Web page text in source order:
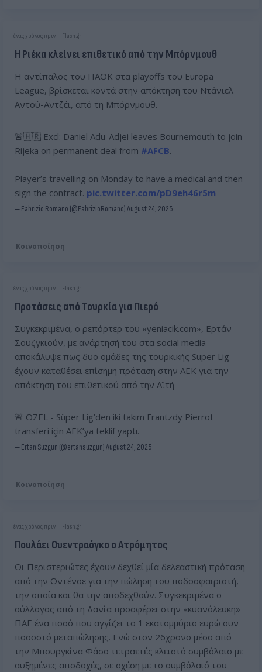
ένας χρόνος πριν Flash.gr
Η Ριέκα κλείνει επιθετικό από την Μπόρνμουθ
Η αντίπαλος του ΠΑΟΚ στα playoffs του Europa
League, βρίσκεται κοντά στην απόκτηση του Ντάνιελ
Αντού-Αντζέι, από τη Μπόρνμουθ.
🚨🇭🇷 Excl: Daniel Adu-Adjei leaves Bournemouth to join
Rijeka on permanent deal from #AFCB.
Player’s travelling on Monday to have a medical and then
sign the contract. pic.twitter.com/pD9eh46r5m
— Fabrizio Romano (@FabrizioRomano)August 24, 2025
Κοινοποίηση
ένας χρόνος πριν Flash.gr
Προτάσεις από Τουρκία για Πιερό
Συγκεκριμένα, ο ρεπόρτερ του «yeniacik.com», Ερτάν
Σουζγκιούν, με ανάρτησή του στα social media
αποκάλυψε πως δυο ομάδες της τουρκικής Super Lig
έχουν καταθέσει επίσημη πρόταση στην ΑΕΚ για την
απόκτηση του επιθετικού από την Αϊτή
🚨 ÖZEL - Süper Lig’den iki takım Frantzdy Pierrot
transferi için AEK’ya teklif yaptı.
— Ertan Süzgün (@ertansuzgun)August 24, 2025
Κοινοποίηση
ένας χρόνος πριν Flash.gr
Πουλάει Ουεντραόγκο ο Ατρόμητος
Οι Περιστεριώτες έχουν δεχθεί μία δελεαστική πρόταση
από την Οντένσε για την πώληση του ποδοσφαιριστή,
την οποία και θα την αποδεχθούν. Συγκεκριμένα ο
σύλλογος από τη Δανία προσφέρει στην «κυανόλευκη»
ΠΑΕ ένα ποσό που αγγίζει το 1 εκατομμύριο ευρώ συν
ποσοστό μεταπώλησης. Ενώ στον 26χρονο μέσο από
την Μπουργκίνα Φάσο τετραετές κλειστό συμβόλαιο με
αυξημένες αποδοχές, σε σχέση με το συμβόλαιό του